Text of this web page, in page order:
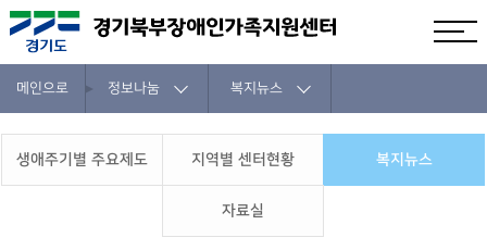
메인으로 정보나눔 복지뉴스
생애주기별 주요제도 지역별 센터현황 복지뉴스
자료실